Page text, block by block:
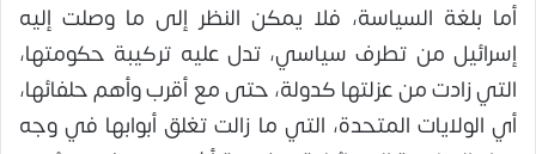
أما بلغة السياسة، فلا يمكن النظر إلى ما وصلت إليه
إسرائيل من تطرف سياسي، تدل عليه تركيبة حكومتها،
التي زادت من عزلتها كدولة، حتى مع أقرب وأهم حلفائها،
أي الولايات المتحدة، التي ما زالت تغلق أبوابها في وجه